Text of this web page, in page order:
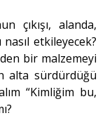
çıkışı, alanda,
nasıl etkileyecek?
bir malzemeyi
alta sürdürdüğü
“Kimliğim bu,